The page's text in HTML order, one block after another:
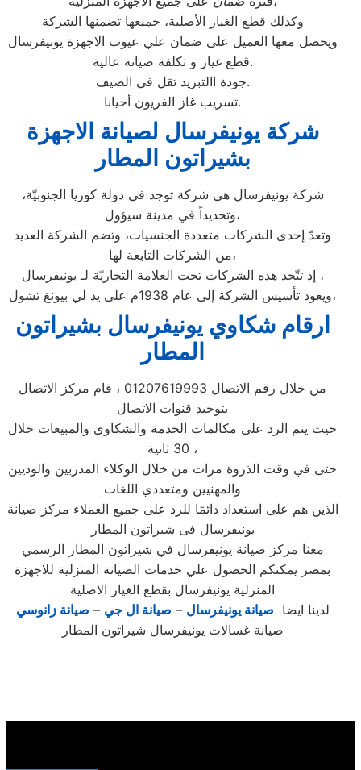
وكذلك قطع الغيار الأصلية، جميعها تضمنها الشركة
ويحصل معها العميل على ضمان علي عيوب الاجهزة يونيفرسال
قطع غيار و تكلفة صيانة عالية.
جودة االتبريد تقل في الصيف.
تسريب غاز الفريون أحيانا.
شركة يونيفرسال لصيانة الاجهزة
بشيراتون المطار
شركة يونيفرسال هي شركة توجد في دولة كوريا الجنوبيّة،
وتحديداً في مدينة سيؤول،
وتعدّ إحدى الشركات متعددة الجنسيات، وتضم الشركة العديد
من الشركات التابعة لها،
إذ تتّحد هذه الشركات تحت العلامة التجاريّة لـ يونيفرسال ،
ويعود تأسيس الشركة إلى عام 1938م على يد لي بيونغ تشول،
ارقام شكاوي يونيفرسال بشيراتون
المطار
من خلال رقم الاتصال 01207619993 ، قام مركز الاتصال
بتوحيد قنوات الاتصال
حيث يتم الرد على مكالمات الخدمة والشكاوى والمبيعات خلال
30 ثانية ،
حتى في وقت الذروة مرات من خلال الوكلاء المدربين والوديين
والمهنيين ومتعددي اللغات
الذين هم على استعداد دائمًا للرد على جميع العملاء مركز صيانة
يونيفرسال فى شيراتون المطار
معنا مركز صيانة يونيفرسال في شيراتون المطار الرسمي
بمصر يمكنكم الحصول علي خدمات الصيانة المنزلية للاجهزة
المنزلية يونيفرسال بقطع الغيار الاصلية
لدينا ايضا صيانة يونيفرسال – صيانة ال جي – صيانة زانوسي
صيانة غسالات يونيفرسال شيراتون المطار